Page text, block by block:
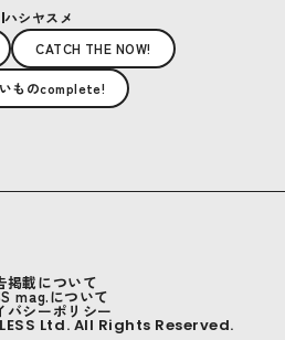
ハシヤスメ
CATCH THE NOW!
ものcomplete!
掲載について
mag.について
バシーポリシー
Ltd. All Rights Reserved.